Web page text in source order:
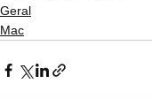
Geral
Mac